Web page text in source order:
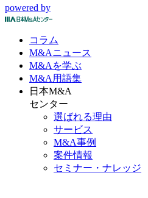
powered by
コラム
M&Aニュース
M&Aを学ぶ
M&A 用語集
日本M&A
センター
選ばれる理由
サービス
M&A事例
案件情報
セミナー・ナレッジ